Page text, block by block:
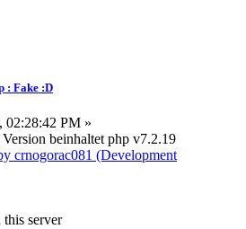
: Fake :D
02:28:42 PM »
beinhaltet php v7.2.19
crnogorac081 (Development
server